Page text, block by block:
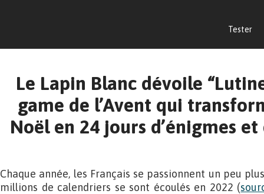
Tester
Le Lapin Blanc dévoile
game de l’Avent qui
Noël en 24 jours d’énigmes
Chaque année, les Français se passionnent un peu
millions de calendriers se sont écoulés en 2022 (